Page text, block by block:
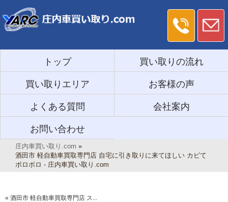
トップ 買い取りの流れ
買い取りエリア お客様の声
よくある質問 会社案内
お問い合わせ
庄内車買い取り.com »
酒田市 軽自動車買取専門店 自宅に引き取りに来てほしい カビて
ボロボロ - 庄内車買い取り.com
« 酒田市 軽自動車買取専門店 ス...